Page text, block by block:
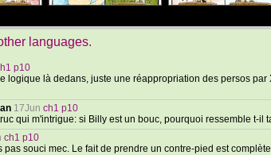
languages.
p10
logique là dedans, juste une réappropriation des persos
17Jun ch1 p10
qui m'intrigue: si Billy est un bouc, pourquoi ressemble t-il
ch1 p10
pas souci mec. Le fait de prendre un contre-pied est